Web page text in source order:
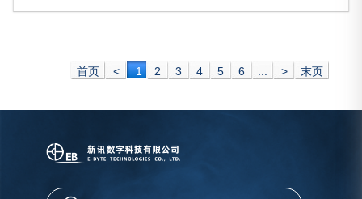
首页 < 1 2 3 4 5 6 > 末页